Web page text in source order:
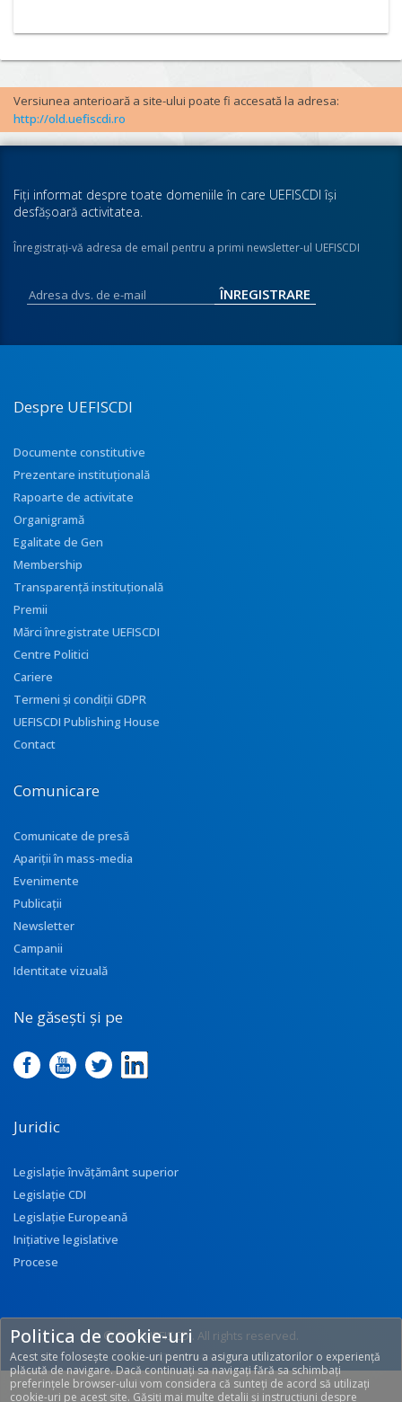
Versiunea anterioară a site-ului poate fi accesată la adresa:
http://old.uefiscdi.ro
Fiţi informat despre toate domeniile în care UEFISCDI îşi
desfăşoară activitatea.
Înregistraţi-vă adresa de email pentru a primi newsletter-ul UEFISCDI
Despre UEFISCDI
Documente constitutive
Prezentare instituţională
Rapoarte de activitate
Organigramă
Egalitate de Gen
Membership
Transparenţă instituţională
Premii
Mărci înregistrate UEFISCDI
Centre Politici
Cariere
Termeni și condiții GDPR
UEFISCDI Publishing House
Contact
Comunicare
Comunicate de presă
Apariţii în mass-media
Evenimente
Publicații
Newsletter
Campanii
Identitate vizuală
Ne găsești și pe
Juridic
Legislație învățământ superior
Legislație CDI
Legislație Europeană
Inițiative legislative
Procese
© 2017 UEFISCDI. All rights reserved.
[T: 0.3704, O: 113]
Politica de cookie-uri
Acest site folosește cookie-uri pentru a asigura utilizatorilor o experiență
plăcută de navigare. Dacă continuați sa navigați fără sa schimbați
preferințele browser-ului vom considera că sunteți de acord să utilizați
cookie-uri pe acest site. Găsiți mai multe detalii și instrucțiuni despre